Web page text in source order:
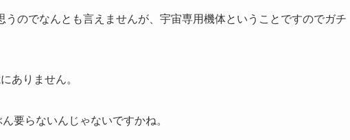
うのでなんとも言えませんが、宇宙専用機体ということですのでガチ
ありません。
要らないんじゃないですかね。